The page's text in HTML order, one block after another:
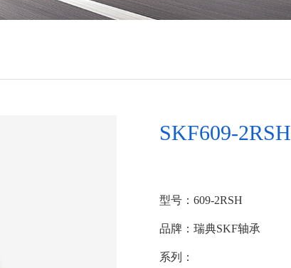
SKF609-2RSH
型号：609-2RSH
品牌：瑞典SKF轴承
系列：